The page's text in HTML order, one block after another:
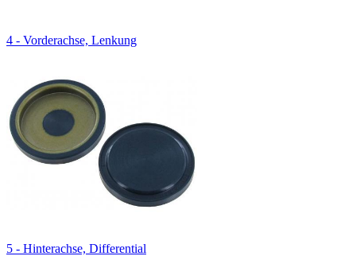
4 - Vorderachse, Lenkung
5 - Hinterachse, Differential